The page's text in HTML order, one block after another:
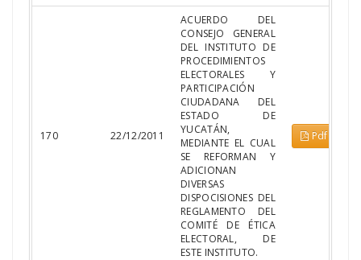
170 22/12/2011
ACUERDO DEL
CONSEJO GENERAL
DEL INSTITUTO DE
PROCEDIMIENTOS
ELECTORALES Y
PARTICIPACIÓN
CIUDADANA DEL
ESTADO DE
YUCATÁN,
MEDIANTE EL CUAL
SE REFORMAN Y
ADICIONAN
DIVERSAS
DISPOCISIONES DEL
REGLAMENTO DEL
COMITÉ DE ÉTICA
ELECTORAL, DE
ESTE INSTITUTO.
Pdf